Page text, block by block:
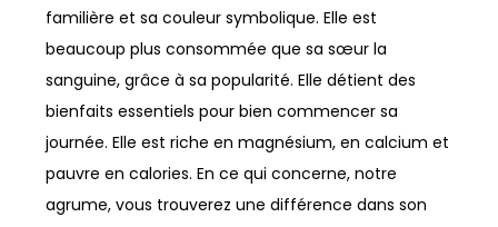
familière et sa couleur symbolique. Elle est
beaucoup plus consommée que sa sœur la
sanguine, grâce à sa popularité. Elle détient des
bienfaits essentiels pour bien commencer sa
journée. Elle est riche en magnésium, en calcium et
pauvre en calories. En ce qui concerne, notre
agrume, vous trouverez une différence dans son